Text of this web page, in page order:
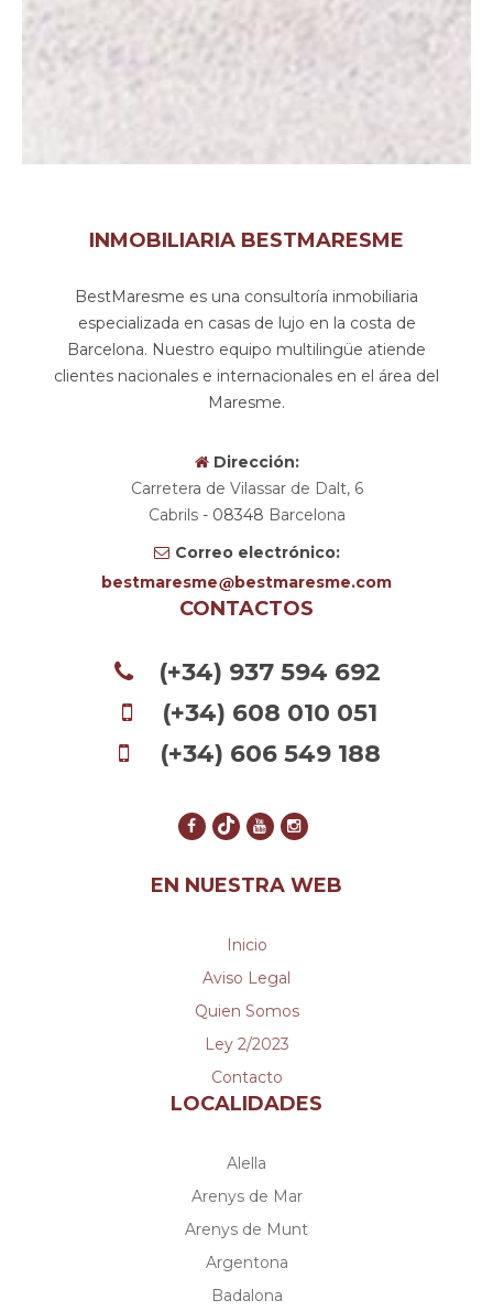
INMOBILIARIA BESTMARESME
BestMaresme es una consultoría inmobiliaria
especializada en casas de lujo en la costa de
Barcelona. Nuestro equipo multilingüe atiende
clientes nacionales e internacionales en el área del
Maresme.
Dirección:
Carretera de Vilassar de Dalt, 6
Cabrils- 08348 Barcelona
Correo electrónico:
bestmaresme
bestmaresme.com
CONTACTOS
(+34) 937 594 692
(+34) 608 010 051
(+34) 606 549 188
EN NUESTRA WEB
Inicio
Aviso Legal
Quien Somos
Ley 2/2023
Contacto
LOCALIDADES
Alella
Arenys de Mar
Arenys de Munt
Argentona
Badalona